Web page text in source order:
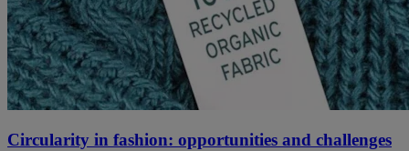
Circularity in fashion: opportunities and challenges